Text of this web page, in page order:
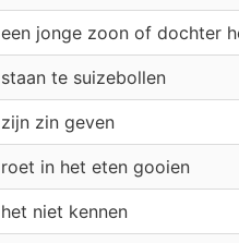
een jonge zoon of dochter
staan te suizebollen
zijn zin geven
roet in het eten gooien
het niet kennen